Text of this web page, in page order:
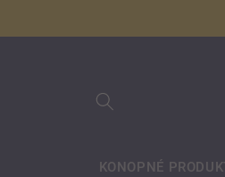
KONOPNÉ